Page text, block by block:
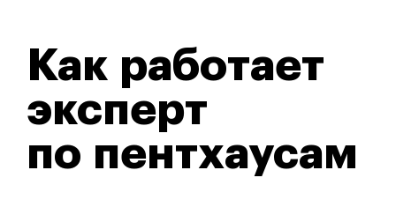
Как работает
эксперт
по пентхаусам